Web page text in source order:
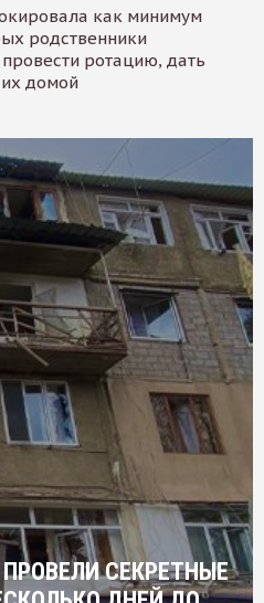
как минимум
родственники
ротацию, дать
их домой
СЕКРЕТНЫЕ